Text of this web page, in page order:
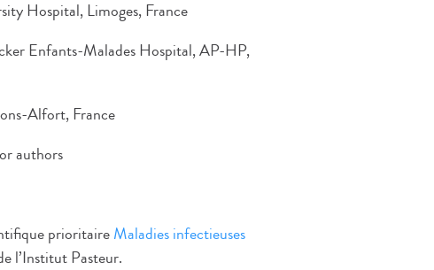
Hospital, Limoges, France
Enfants-Malades Hospital, AP-HP,
Alfort, France
authors
prioritaireMaladies infectieuses
l’Institut Pasteur.